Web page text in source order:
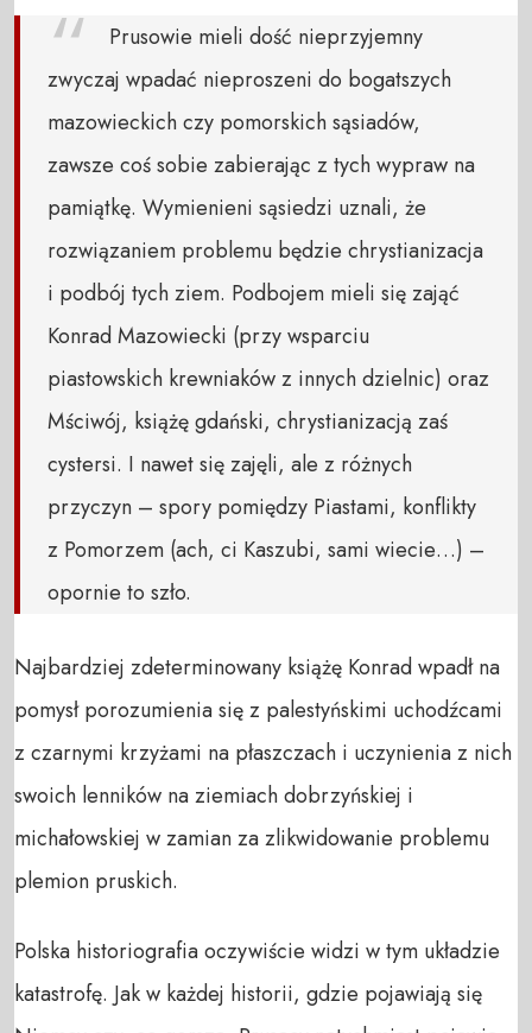
Prusowie mieli dość nieprzyjemny
zwyczaj wpadać nieproszeni do bogatszych
mazowieckich czy pomorskich sąsiadów,
zawsze coś sobie zabierając z tych wypraw na
pamiątkę. Wymienieni sąsiedzi uznali, że
rozwiązaniem problemu będzie chrystianizacja
i podbój tych ziem. Podbojem mieli się zająć
Konrad Mazowiecki (przy wsparciu
piastowskich krewniaków z innych dzielnic) oraz
Mściwój, książę gdański, chrystianizacją zaś
cystersi. I nawet się zajęli, ale z różnych
przyczyn – spory pomiędzy Piastami, konflikty
z Pomorzem (ach, ci Kaszubi, sami wiecie…) –
opornie to szło.
Najbardziej zdeterminowany książę Konrad wpadł na
pomysł porozumienia się z palestyńskimi uchodźcami
z czarnymi krzyżami na płaszczach i uczynienia z nich
swoich lenników na ziemiach dobrzyńskiej i
michałowskiej w zamian za zlikwidowanie problemu
plemion pruskich.
Polska historiografia oczywiście widzi w tym układzie
katastrofę. Jak w każdej historii, gdzie pojawiają się